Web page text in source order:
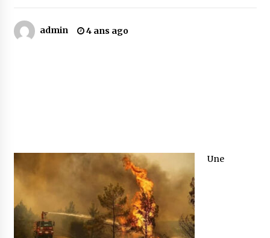
4 ans ago
Le bouc de l’Au-delà
5 ans ago
Le monstrueux vieillard (Un récit du Sud
admin 4 ans ago
Une